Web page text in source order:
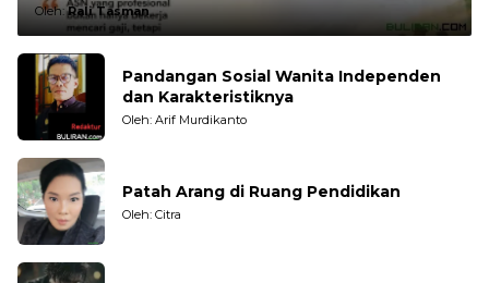
Oleh:Rali Tasman
Pandangan Sosial Wanita Independen
dan Karakteristiknya
Oleh: Arif Murdikanto
Patah Arang di Ruang Pendidikan
Oleh: Citra